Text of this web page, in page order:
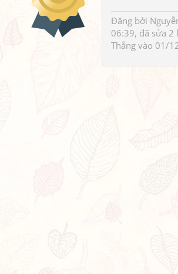
Đăng bởi
06:39, đã sửa 2
Thắng vào 01/